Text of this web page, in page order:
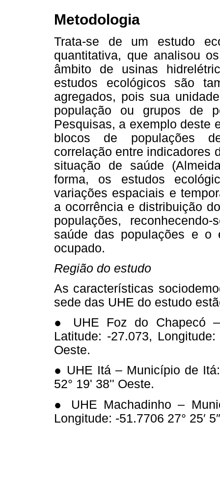
Metodologia
Trata-se de um estudo
quantitativa, que analisou
âmbito de usinas
estudos ecológicos são
agregados, pois sua
população ou grupos de
Pesquisas, a exemplo deste
blocos de populações
correlação entre indicadores
situação de saúde
forma, os estudos
variações espaciais e
a ocorrência e distribuição
populações,
saúde das populações e o
ocupado.
Região do estudo
As características
sede das UHE do estudo
● UHE Foz do Chapecó
Latitude: -27.073, Longitude:
Oeste.
● UHE Itá – Município de
52° 19' 38'' Oeste.
● UHE Machadinho –
Longitude: -51.7706 27° 25′